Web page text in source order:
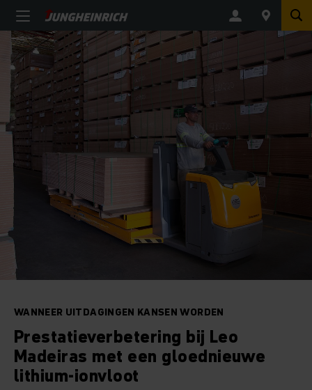
WANNEER UITDAGINGEN KANSEN WORDEN
Prestatieverbetering bij Leo
Madeiras met een gloednieuwe
lithium-ionvloot